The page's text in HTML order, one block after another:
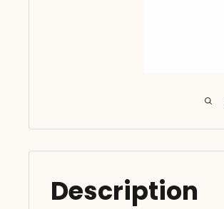
Description